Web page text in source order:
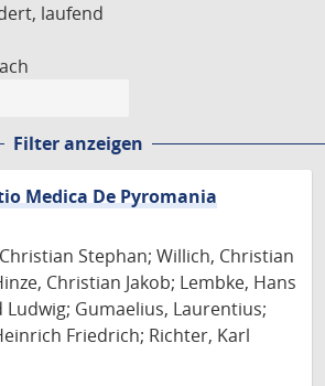
laufend
Filter anzeigen
Medica De Pyromania
Stephan; Willich, Christian
Christian Jakob; Lembke, Hans
Ludwig; Gumaelius, Laurentius;
Friedrich; Richter, Karl